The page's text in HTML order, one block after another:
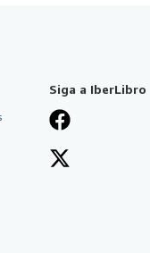
Siga a IberLibro